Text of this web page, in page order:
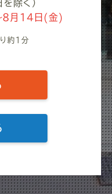
除く）
8月14日(金)
約1分